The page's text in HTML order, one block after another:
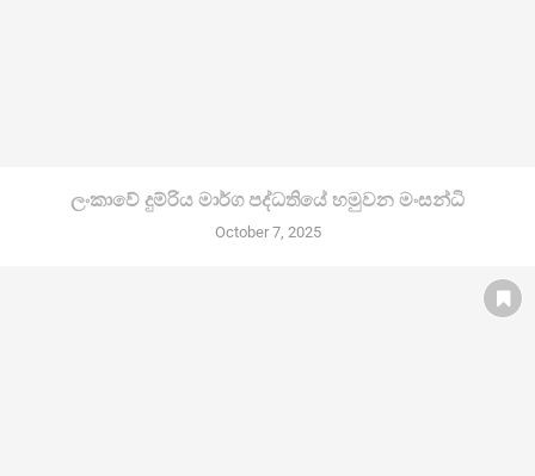
ලංකාවේ දුම්රිය මාර්ග පද්ධතියේ හමුවන මංසන්ධි
October 7, 2025